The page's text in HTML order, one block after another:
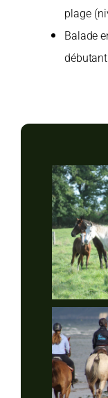
plage
Balade